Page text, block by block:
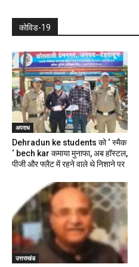
कोविड-19
अपराध
Dehradun ke students को ‘ स्मैक
‘ bech kar कमाया मुनाफा, अब हॉस्टल,
पीजी और फ्लैट में रहने वाले थे निशाने पर
उत्तराखंड